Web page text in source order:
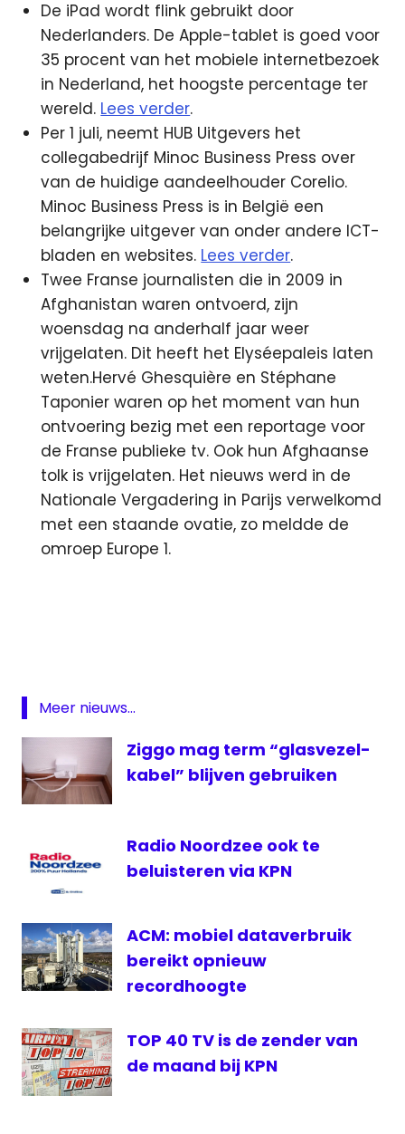
De iPad wordt flink gebruikt door
Nederlanders. De Apple-tablet is goed voor
35 procent van het mobiele internetbezoek
in Nederland, het hoogste percentage ter
wereld. Lees verder.
Per 1 juli, neemt HUB Uitgevers het
collegabedrijf Minoc Business Press over
van de huidige aandeelhouder Corelio.
Minoc Business Press is in België een
belangrijke uitgever van onder andere ICT-
bladen en websites. Lees verder.
Twee Franse journalisten die in 2009 in
Afghanistan waren ontvoerd, zijn
woensdag na anderhalf jaar weer
vrijgelaten. Dit heeft het Elyséepaleis laten
weten.Hervé Ghesquière en Stéphane
Taponier waren op het moment van hun
ontvoering bezig met een reportage voor
de Franse publieke tv. Ook hun Afghaanse
tolk is vrijgelaten. Het nieuws werd in de
Nationale Vergadering in Parijs verwelkomd
met een staande ovatie, zo meldde de
omroep Europe 1.
Meer nieuws...
Ziggo mag term “glasvezel-
kabel” blijven gebruiken
Radio Noordzee ook te
beluisteren via KPN
ACM: mobiel dataverbruik
bereikt opnieuw
recordhoogte
TOP 40 TV is de zender van
de maand bij KPN